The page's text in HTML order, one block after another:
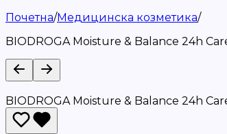
Почетна/Медицинска козметика/
BIODROGA Moisture & Balance 24h
BIODROGA Moisture & Balance 24h